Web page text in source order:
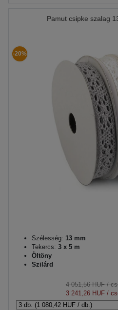
Pamut csipke szalag
-20%
Szélesség: 13 mm
Tekercs: 3 x 5 m
Öltöny
Szilárd
4 051,56 HUF/
3 241,26 HUF/